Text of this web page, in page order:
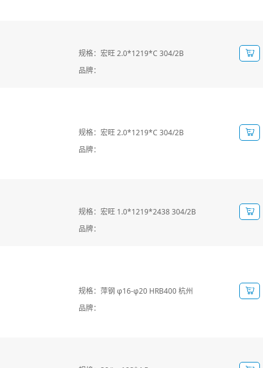
规格：宏旺 2.0*1219*C 304/2B
品牌：
规格：宏旺 2.0*1219*C 304/2B
品牌：
规格：宏旺 1.0*1219*2438 304/2B
品牌：
规格：萍钢 φ16-φ20 HRB400 杭州
品牌：